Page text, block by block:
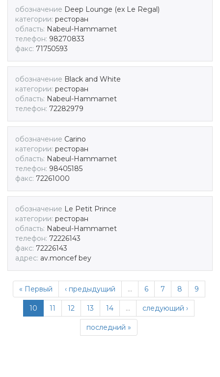
обозначение Deep Lounge (ex Le Regal)
категории: ресторан
область: Nabeul-Hammamet
телефон: 98270833
факс: 71750593
обозначение Black and White
категории: ресторан
область: Nabeul-Hammamet
телефон: 72282979
обозначение Carino
категории: ресторан
область: Nabeul-Hammamet
телефон: 98405185
факс: 72261000
обозначение Le Petit Prince
категории: ресторан
область: Nabeul-Hammamet
телефон: 72226143
факс: 72226143
адрес: av.moncef bey
« Первый ‹ предыдущий … 6 7 8 9
10 11 12 13 14 … следующий ›
последний »